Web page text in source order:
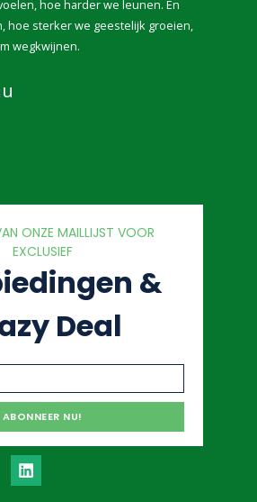
hoe harder we leunen. En
hoe sterker we geestelijk groeien,
wegkwijnen.
ONZE MAILLIJST VOOR
EXCLUSIEF
&
Deal